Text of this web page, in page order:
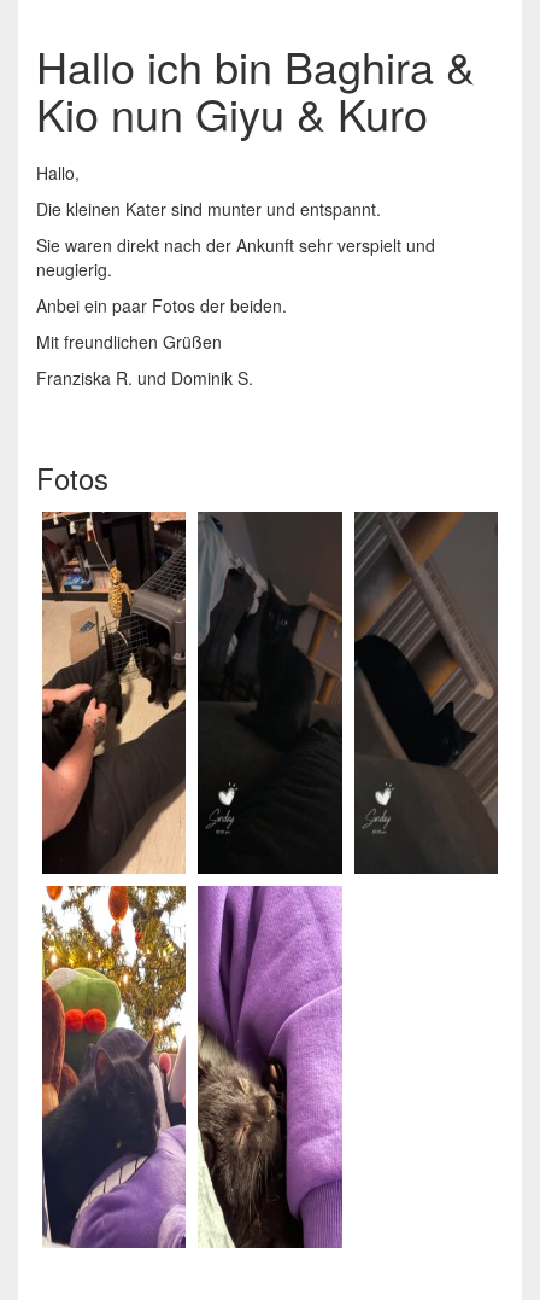
Hallo ich bin Baghira &
Kio nun Giyu & Kuro
Hallo,
Die kleinen Kater sind munter und entspannt.
Sie waren direkt nach der Ankunft sehr verspielt und
neugierig.
Anbei ein paar Fotos der beiden.
Mit freundlichen Grüßen
Franziska R. und Dominik S.
Fotos